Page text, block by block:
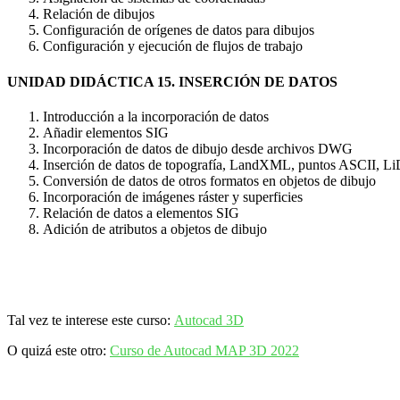
Relación de dibujos
Configuración de orígenes de datos para dibujos
Configuración y ejecución de flujos de trabajo
UNIDAD DIDÁCTICA 15. INSERCIÓN DE DATOS
Introducción a la incorporación de datos
Añadir elementos SIG
Incorporación de datos de dibujo desde archivos DWG
Inserción de datos de topografía, LandXML, puntos ASCII,
Conversión de datos de otros formatos en objetos de dibujo
Incorporación de imágenes ráster y superficies
Relación de datos a elementos SIG
Adición de atributos a objetos de dibujo
Tal vez te interese este curso: Autocad 3D
O quizá este otro: Curso de Autocad MAP 3D 2022